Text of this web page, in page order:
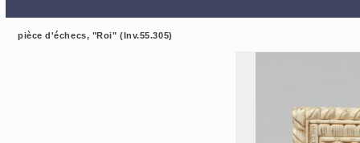
pièce d'échecs, "Roi" (Inv.55.305)